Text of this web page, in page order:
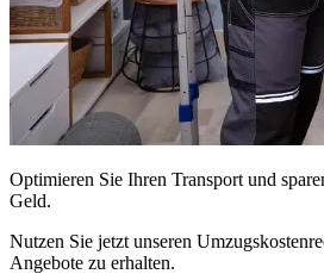
Optimieren Sie Ihren Transport und
Geld.
Nutzen Sie jetzt unseren
Angebote zu erhalten.